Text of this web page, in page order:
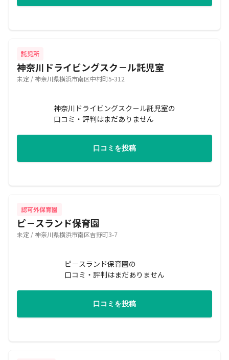
託児所
神奈川ドライビングスク－ル託児室
未定 / 神奈川県横浜市南区中村町5-312
神奈川ドライビングスク－ル託児室の
口コミ・評判はまだありません
口コミを投稿
認可外保育園
ピ－スランド保育園
未定 / 神奈川県横浜市南区吉野町3-7
ピ－スランド保育園の
口コミ・評判はまだありません
口コミを投稿